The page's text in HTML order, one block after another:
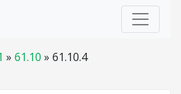
» 61.10 » 61.10.4